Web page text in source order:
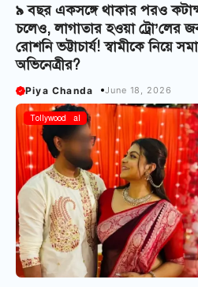
৯ বছর একসঙ্গে থাকার পরও
চলেও, লাগাতার হওয়া ট্রো’লের
রোশনি ভট্টাচার্য! স্বামীকে নিয়ে
অভিনেত্রীর?
Piya Chanda June 18, 2026
Bangla Serial
Tollywood